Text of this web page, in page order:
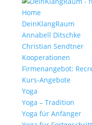
Home
DeinKlangRaum
Annabell Ditschke
Christian Sendtner
Kooperationen
Firmenangebot:
Kurs-Angebote
Yoga
Yoga – Tradition
Yoga für Anfänger